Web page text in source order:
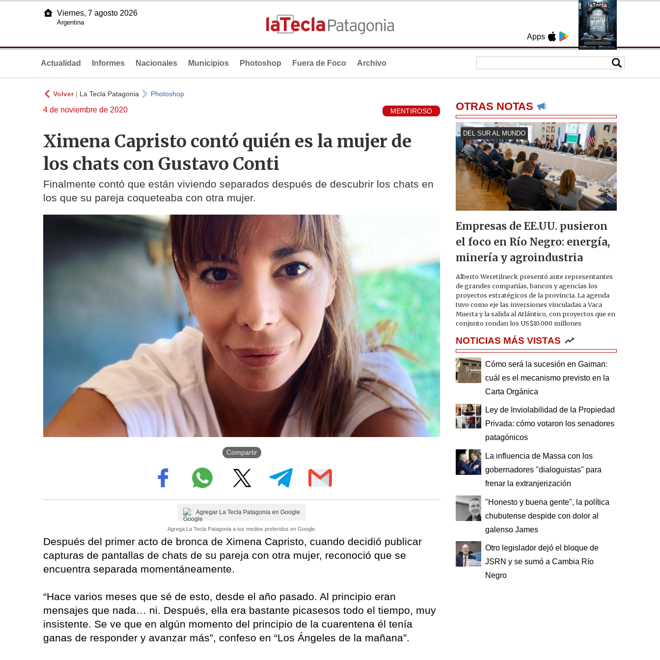
Apps
Viernes, 7 agosto 2026
Argentina
Actualidad Informes Nacionales Municipios Photoshop Fuera de Foco Archivo
Volver| La Tecla Patagonia Photoshop
4 de noviembre de 2020 MENTIROSO
Ximena Capristo contó quién es la mujer de
los chats con Gustavo Conti
Finalmente contó que están viviendo separados después de descubrir los chats en
los que su pareja coqueteaba con otra mujer.
Compartir
Agregar La Tecla Patagonia en Google
Agrega La Tecla Patagonia a tus medios preferidos en Google.
Después del primer acto de bronca de Ximena Capristo, cuando decidió publicar
capturas de pantallas de chats de su pareja con otra mujer, reconoció que se
encuentra separada momentáneamente.
“Hace varios meses que sé de esto, desde el año pasado. Al principio eran
mensajes que nada… ni. Después, ella era bastante picasesos todo el tiempo, muy
insistente. Se ve que en algún momento del principio de la cuarentena él tenía
ganas de responder y avanzar más”, confeso en “Los Ángeles de la mañana”.
OTRAS NOTAS
DEL SUR AL MUNDO
Empresas de EE.UU. pusieron
el foco en Río Negro: energía,
minería y agroindustria
Alberto Weretilneck presentó ante representantes
de grandes compañías, bancos y agencias los
proyectos estratégicos de la provincia. La agenda
tuvo como eje las inversiones vinculadas a Vaca
Muerta y la salida al Atlántico, con proyectos que en
conjunto rondan los US$10.000 millones
NOTICIAS MÁS VISTAS
Cómo será la sucesión en Gaiman:
cuál es el mecanismo previsto en la
Carta Orgánica
Ley de Inviolabilidad de la Propiedad
Privada: cómo votaron los senadores
patagónicos
La influencia de Massa con los
gobernadores "dialoguistas" para
frenar la extranjerización
"Honesto y buena gente", la política
chubutense despide con dolor al
galenso James
Otro legislador dejó el bloque de
JSRN y se sumó a Cambia Río
Negro